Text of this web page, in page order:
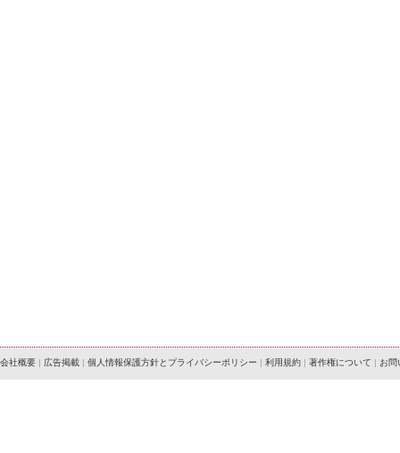
会社概要 | 広告掲載 | 個人情報保護方針とプライバシーポリシー | 利用規約 | 著作権について | お問